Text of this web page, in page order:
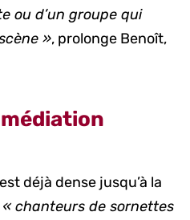
ou d’un groupe qui
», prolonge Benoît,
déjà dense jusqu’à la
« chanteurs de sornettes